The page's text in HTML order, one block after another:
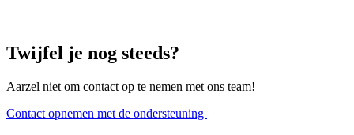
Twijfel je nog steeds?
Aarzel niet om contact op te nemen met ons team!
Contact opnemen met de ondersteuning